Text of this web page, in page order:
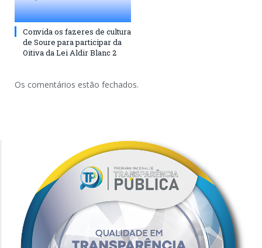
Convida os fazeres de cultura
de Soure para participar da
Oitiva da Lei Aldir Blanc 2
Os comentários estão fechados.